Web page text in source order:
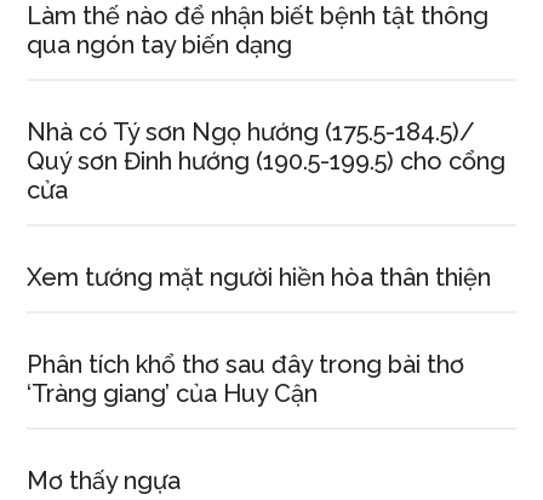
Làm thế nào để nhận biết bệnh tật thông
qua ngón tay biến dạng
Nhà có Tý sơn Ngọ hướng (175.5-184.5)/
Quý sơn Đinh hướng (190.5-199.5) cho cổng
cửa
Xem tướng mặt người hiền hòa thân thiện
Phân tích khổ thơ sau đây trong bài thơ
‘Tràng giang’ của Huy Cận
Mơ thấy ngựa